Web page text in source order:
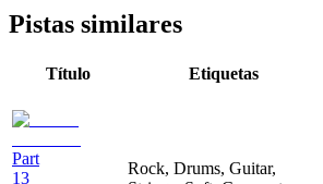
Pistas similares
Título Etiquetas
Part
13
Rock, Drums, Guitar,